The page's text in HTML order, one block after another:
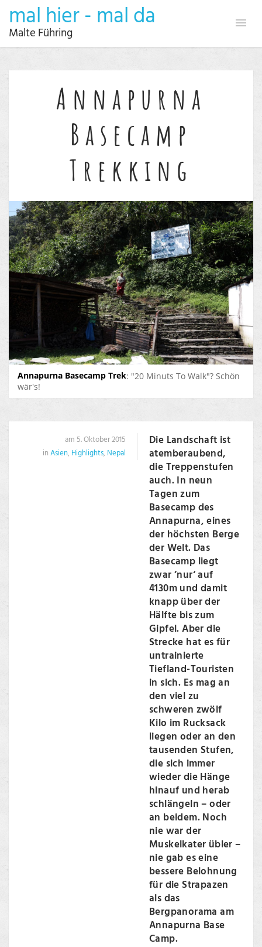
mal hier - mal da
Malte Führing
Annapurna
Basecamp
Trekking
Annapurna Basecamp Trek: "20 Minuts To Walk"? Schön
wär's!
am 5. Oktober 2015
inAsien, Highlights, Nepal
Die Landschaft ist
atemberaubend,
die Treppenstufen
auch. In neun
Tagen zum
Basecamp des
Annapurna, eines
der höchsten Berge
der Welt. Das
Basecamp liegt
zwar ’nur‘ auf
4130m und damit
knapp über der
Hälfte bis zum
Gipfel. Aber die
Strecke hat es für
untrainierte
Tiefland-Touristen
in sich. Es mag an
den viel zu
schweren zwölf
Kilo im Rucksack
liegen oder an den
tausenden Stufen,
die sich immer
wieder die Hänge
hinauf und herab
schlängeln – oder
an beidem. Noch
nie war der
Muskelkater übler –
nie gab es eine
bessere Belohnung
für die Strapazen
als das
Bergpanorama am
Annapurna Base
Camp.